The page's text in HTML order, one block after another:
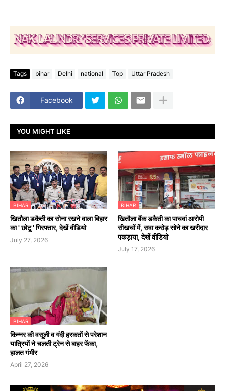
Tags bihar Delhi national Top Uttar Pradesh
Facebook
YOU MIGHT LIKE
BIHAR
खितौला डकैती का सोना रखने वाला बिहार
का ' छोटू ' गिरफ्तार, देखें वीडियो
July 27, 2026
BIHAR
खितौला बैंक डकैती का पाचवां आरोपी
सीखचों में, सवा करोड़ सोने का खरीदार
पकड़ाया, देखें वीडियो
July 17, 2026
BIHAR
किन्नर की वसूली व गंदी हरकतों से परेशान
यात्रियों ने चलती ट्रेन से बाहर फेंका,
हालत गंभीर
April 27, 2026